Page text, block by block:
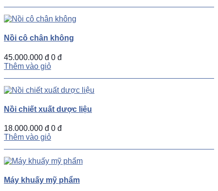
Nồi cô chân không
45.000.000 đ 0 đ
Thêm vào giỏ
Nồi chiết xuất dược liệu
18.000.000 đ 0 đ
Thêm vào giỏ
Máy khuấy mỹ phẩm